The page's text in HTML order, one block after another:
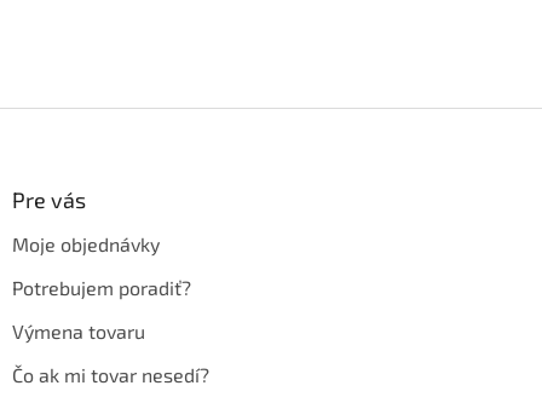
Pre vás
Moje objednávky
Potrebujem poradiť?
Výmena tovaru
Čo ak mi tovar nesedí?